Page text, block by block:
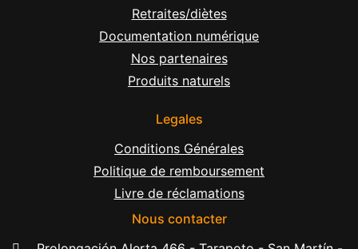
Retraites/diètes
Documentation numérique
Nos partenaires
Produits naturels
Legales
Conditions Générales
Politique de remboursement
Livre de réclamations
Nous contacter